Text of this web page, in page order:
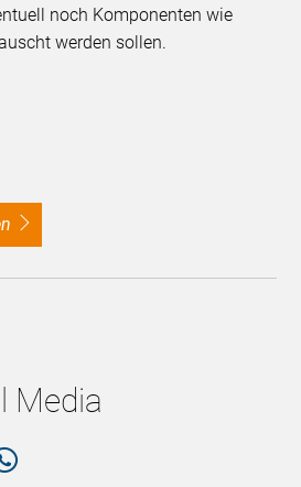
noch Komponenten wie
werden sollen.
Media